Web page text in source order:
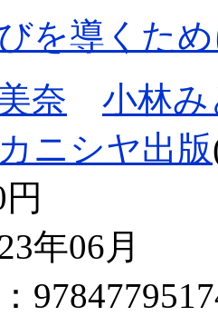
を導くた
奈
小林
ニシヤ出版
年06月